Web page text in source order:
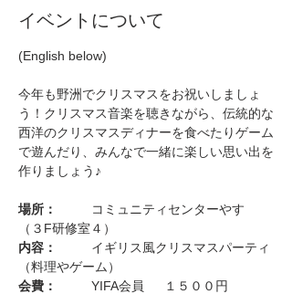
イベントについて
(English below)
今年も野洲でクリスマスをお祝いしましょ
う！クリスマス音楽を聴きながら、伝統的な
西洋のクリスマスディナーを食べたりゲーム
で遊んだり、みんなで一緒に楽しい思い出を
作りましょう♪
場所：
（３F研修室４）
内容：
（料理やゲーム）
会費：
	YIFA会員	１５００円